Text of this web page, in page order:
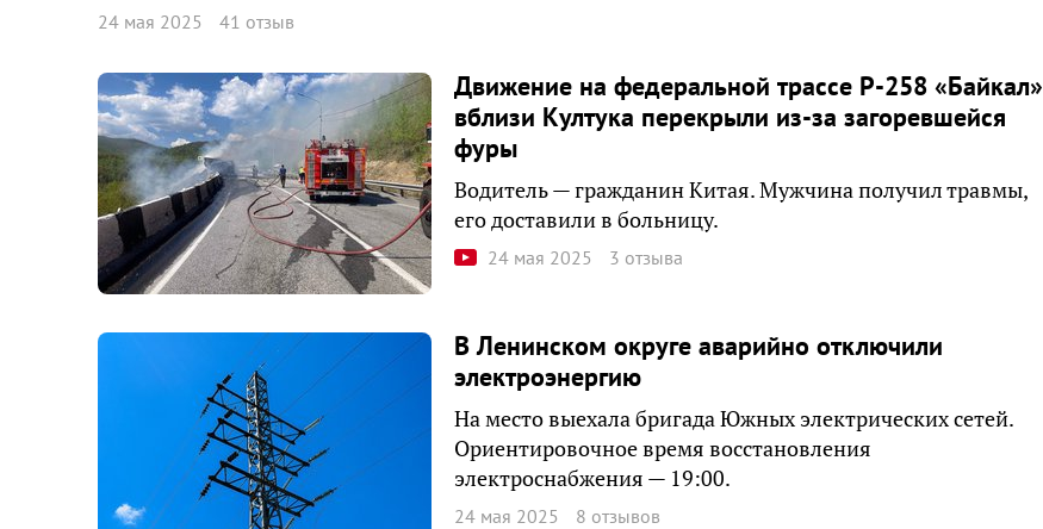
24 мая 2025 41 отзыв
Движение на федеральной трассе Р-258 «Байкал»
вблизи Култука перекрыли из-за загоревшейся
фуры
Водитель — гражданин Китая. Мужчина получил травмы,
его доставили в больницу.
24 мая 2025 3 отзыва
В Ленинском округе аварийно отключили
электроэнергию
На место выехала бригада Южных электрических сетей.
Ориентировочное время восстановления
электроснабжения — 19:00.
24 мая 2025 8 отзывов